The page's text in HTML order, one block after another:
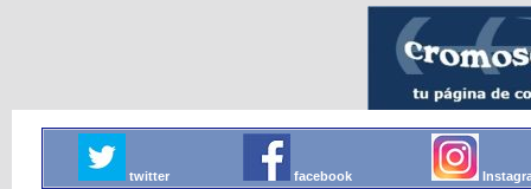
twitter facebook